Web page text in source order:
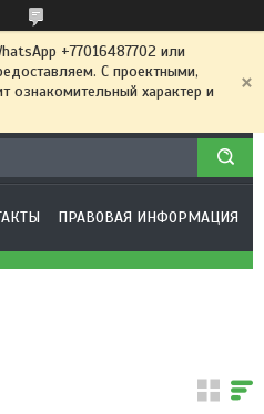
+77016487702 или
С проектными,
ознакомительный характер и
ПРАВОВАЯ ИНФОРМАЦИЯ